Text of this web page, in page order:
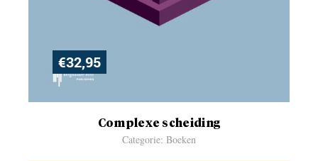
€32,95
Complexe scheiding
Categorie: Boeken